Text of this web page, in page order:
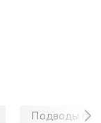
Подводы